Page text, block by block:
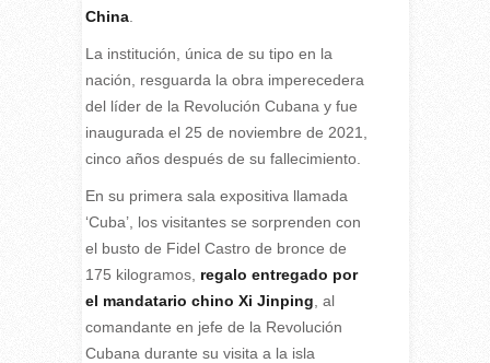
China.
La institución, única de su tipo en la
nación, resguarda la obra imperecedera
del líder de la Revolución Cubana y fue
inaugurada el 25 de noviembre de 2021,
cinco años después de su fallecimiento.
En su primera sala expositiva llamada
‘Cuba’, los visitantes se sorprenden con
el busto de Fidel Castro de bronce de
175 kilogramos, regalo entregado por
el mandatario chino Xi Jinping , al
comandante en jefe de la Revolución
Cubana durante su visita a la isla